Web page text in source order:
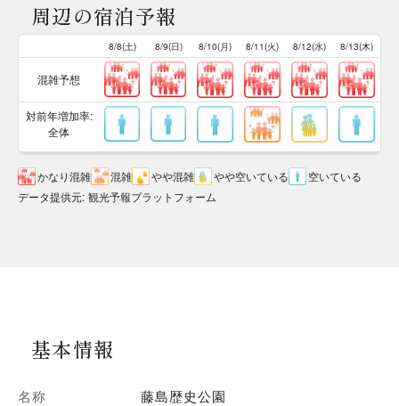
周辺の宿泊予報
8/8(土) 8/9(日) 8/10(月) 8/11(火) 8/12(水) 8/13(木)
混雑予想
対前年増加率:
全体
かなり混雑 混雑 やや混雑 やや空いている
空いている
データ提供元: 観光予報プラットフォーム
基本情報
名称 藤島歴史公園